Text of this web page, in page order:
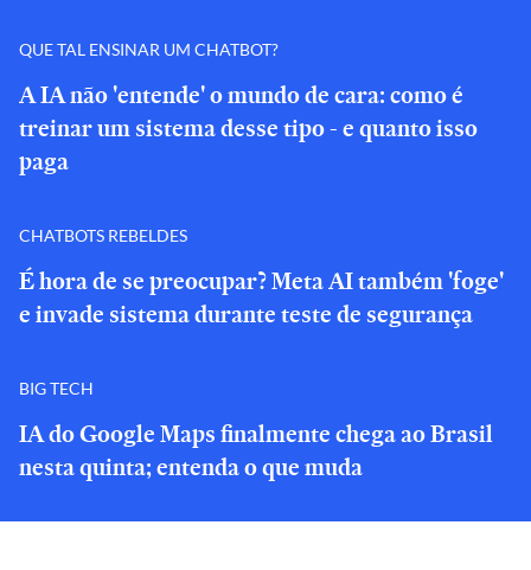
QUE TAL ENSINAR UM CHATBOT?
A IA não 'entende' o mundo de cara: como é
treinar um sistema desse tipo - e quanto isso
paga
CHATBOTS REBELDES
É hora de se preocupar? Meta AI também 'foge'
e invade sistema durante teste de segurança
BIG TECH
IA do Google Maps finalmente chega ao Brasil
nesta quinta; entenda o que muda